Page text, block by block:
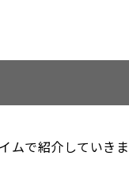
ムで紹介していき